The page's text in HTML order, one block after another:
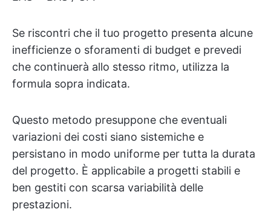
Se riscontri che il tuo progetto presenta alcune
inefficienze o sforamenti di budget e prevedi
che continuerà allo stesso ritmo, utilizza la
formula sopra indicata.
Questo metodo presuppone che eventuali
variazioni dei costi siano sistemiche e
persistano in modo uniforme per tutta la durata
del progetto. È applicabile a progetti stabili e
ben gestiti con scarsa variabilità delle
prestazioni.